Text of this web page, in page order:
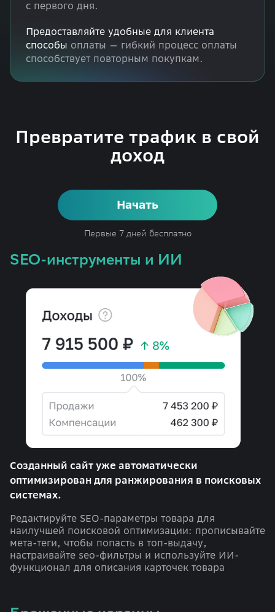
с первого дня.
Предоставляйте удобные для клиента
способы оплаты — гибкий процесс оплаты
способствует повторным покупкам.
Превратите трафик в свой
доход
Начать
Первые 7 дней бесплатно
SEO-инструменты и ИИ
Созданный сайт уже автоматически
оптимизирован для ранжирования в поисковых
системах.
Редактируйте SEO-параметры товара для
наилучшей поисковой оптимизации: прописывайте
мета-теги, чтобы попасть в топ-выдачу,
настраивайте seo-фильтры и используйте ИИ-
функционал для описания карточек товара